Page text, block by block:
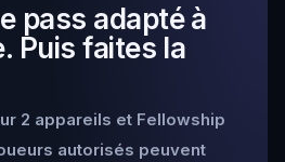
pass adapté à
Puis faites la
2 appareils et Fellowship
autorisés peuvent